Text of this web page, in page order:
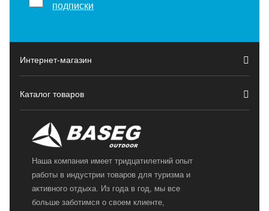
подписки
Интернет-магазин
Каталог товаров
Наша компания имеет тридцатилетний опыт
работы в индустрии товаров для туризма и
активного отдыха. Из года в год, мы все
больше заботимся о своем клиенте,